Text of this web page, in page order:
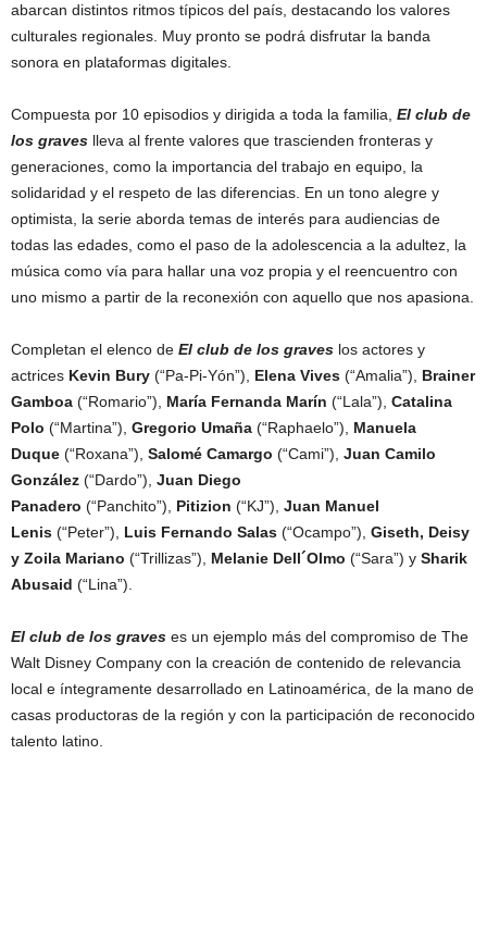
abarcan distintos ritmos típicos del país, destacando los valores
culturales regionales. Muy pronto se podrá disfrutar la banda
sonora en plataformas digitales.
Compuesta por 10 episodios y dirigida a toda la familia, El club de
los graves lleva al frente valores que trascienden fronteras y
generaciones, como la importancia del trabajo en equipo, la
solidaridad y el respeto de las diferencias. En un tono alegre y
optimista, la serie aborda temas de interés para audiencias de
todas las edades, como el paso de la adolescencia a la adultez, la
música como vía para hallar una voz propia y el reencuentro con
uno mismo a partir de la reconexión con aquello que nos apasiona.
Completan el elenco de El club de los graves los actores y
actrices Kevin Bury (“Pa-Pi-Yón”), Elena Vives (“Amalia”), Brainer
Gamboa (“Romario”), María Fernanda Marín (“Lala”), Catalina
Polo (“Martina”), Gregorio Umaña (“Raphaelo”), Manuela
Duque (“Roxana”), Salomé Camargo (“Cami”), Juan Camilo
González (“Dardo”), Juan Diego
Panadero (“Panchito”), Pitizion (“KJ”), Juan Manuel
Lenis (“Peter”), Luis Fernando Salas (“Ocampo”), Giseth, Deisy
y Zoila Mariano (“Trillizas”), Melanie Dell´Olmo (“Sara”) y Sharik
Abusaid (“Lina”).
El club de los graves es un ejemplo más del compromiso de The
Walt Disney Company con la creación de contenido de relevancia
local e íntegramente desarrollado en Latinoamérica, de la mano de
casas productoras de la región y con la participación de reconocido
talento latino.